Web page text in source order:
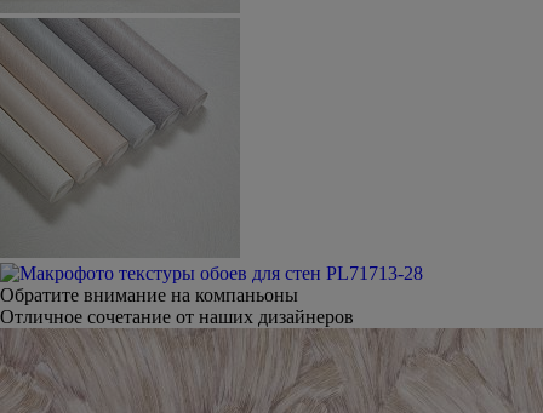
Обратите внимание на компаньоны
Отличное сочетание от наших дизайнеров